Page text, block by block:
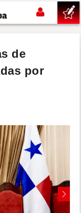
de
por
Next